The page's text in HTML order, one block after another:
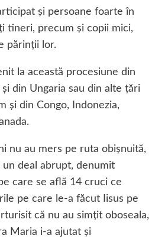
şi persoane foarte în
tineri, precum şi copii mici,
părinţii lor.
la această procesiune din
din Ungaria sau din alte ţări
şi din Congo, Indonezia,
nu au mers pe ruta obişnuită,
un deal abrupt, denumit
care se află 14 cruci ce
pe care le-a făcut Iisus pe
că nu au simţit oboseala,
Maria i-a ajutat şi